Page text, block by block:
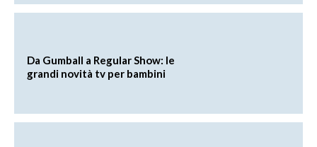
Da Gumball a Regular Show: le
grandi novità tv per bambini